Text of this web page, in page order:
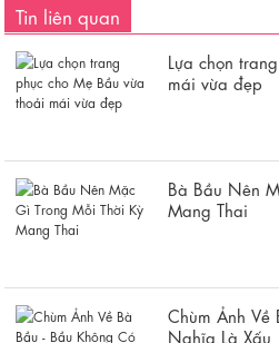
Tin liên quan
Lựa chọn
mái vừa đẹp
Bà Bầu Nên
Mang Thai
Chùm Ảnh Về
Nghĩa Là Xấu